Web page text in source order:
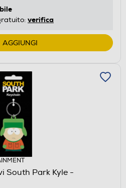
verifica
AGGIUNGI
South Park Kyle -